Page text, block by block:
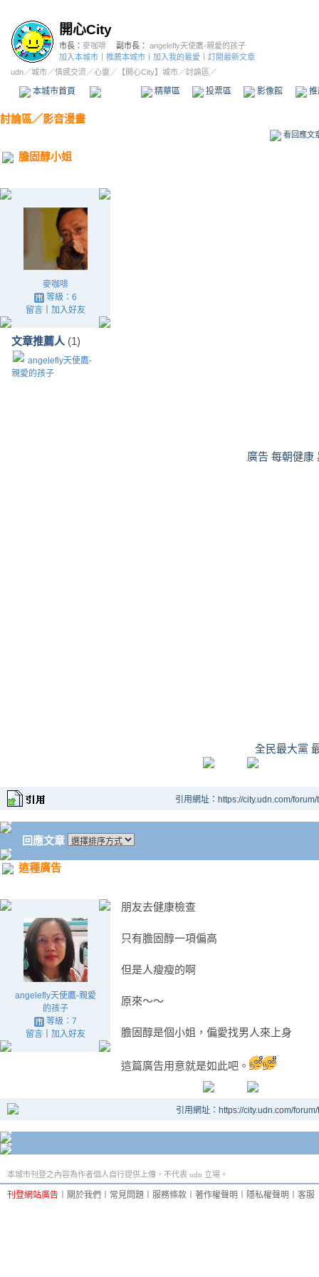
開心City
市長： 麥咖啡 副市長： angelefly天使鷹-親愛的孩子
加入本城市
推薦本城市 加入我的最愛
訂閱最新文章
udn／城市／情感交流／心靈 ／ 【開心City】城市／討論區／
本城市首頁 精華區 投票區 影像館
討論區／影音漫畫
看回應文
膽固醇小姐
麥咖啡
等級：6
留言｜ 加入好友
文章推薦人 (1)
angelefly天使鷹-
親愛的孩子
廣告 每朝健康
全民最大黨
引用網址：https://city.udn.com/
回應文章
這種廣告
angelefly天使鷹-親愛
的孩子
等級：7
留言｜ 加入好友
朋友去健康檢查
只有膽固醇一項偏高
但是人瘦瘦的啊
原來～～
膽固醇是個小姐，偏愛找男人來上身
這篇廣告用意就是如此吧。
引用網址：https://city.udn.com/
本城市刊登之內容為作者個人自行提供上傳，不代表 udn 立場。
刊登網站廣告 關於我們 常見問題 服務條款 著作權聲明 隱私權聲明 客服